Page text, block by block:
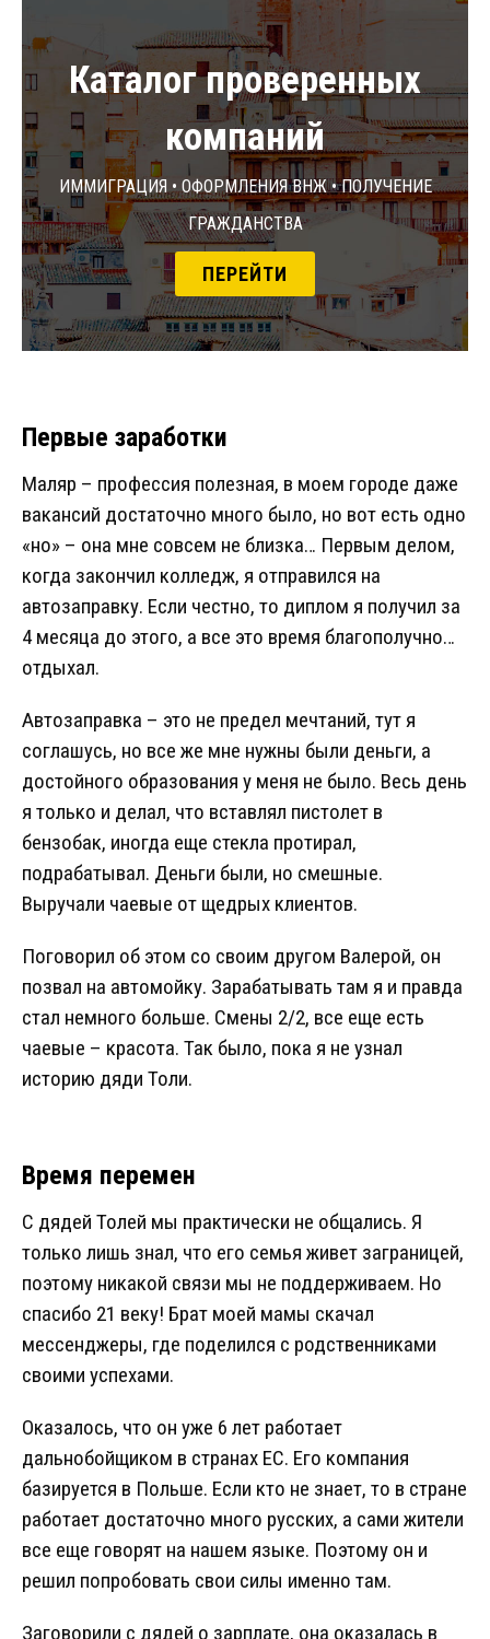
Каталог проверенных
компаний
Иммиграция • Оформления ВНЖ • Получение
гражданства
ПЕРЕЙТИ
Первые заработки
Маляр – профессия полезная, в моем городе даже
вакансий достаточно много было, но вот есть одно
«но» – она мне совсем не близка… Первым делом,
когда закончил колледж, я отправился на
автозаправку. Если честно, то диплом я получил за
4 месяца до этого, а все это время благополучно…
отдыхал.
Автозаправка – это не предел мечтаний, тут я
соглашусь, но все же мне нужны были деньги, а
достойного образования у меня не было. Весь день
я только и делал, что вставлял пистолет в
бензобак, иногда еще стекла протирал,
подрабатывал. Деньги были, но смешные.
Выручали чаевые от щедрых клиентов.
Поговорил об этом со своим другом Валерой, он
позвал на автомойку. Зарабатывать там я и правда
стал немного больше. Смены 2/2, все еще есть
чаевые – красота. Так было, пока я не узнал
историю дяди Толи.
Время перемен
С дядей Толей мы практически не общались. Я
только лишь знал, что его семья живет заграницей,
поэтому никакой связи мы не поддерживаем. Но
спасибо 21 веку! Брат моей мамы скачал
мессенджеры, где поделился с родственниками
своими успехами.
Оказалось, что он уже 6 лет работает
дальнобойщиком в странах ЕС. Его компания
базируется в Польше. Если кто не знает, то в стране
работает достаточно много русских, а сами жители
все еще говорят на нашем языке. Поэтому он и
решил попробовать свои силы именно там.
Заговорили с дядей о зарплате, она оказалась в